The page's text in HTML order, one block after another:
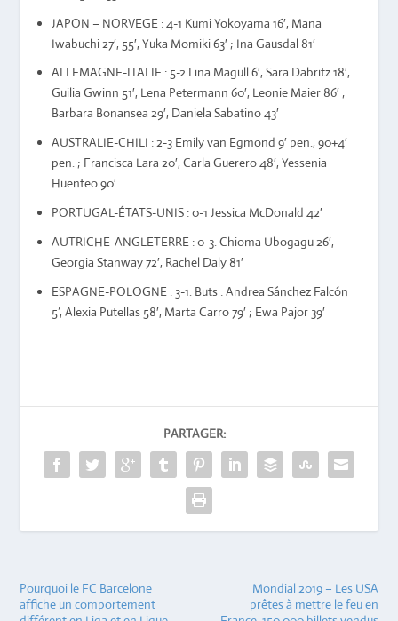
JAPON – NORVEGE : 4-1 Kumi Yokoyama 16′, Mana
Iwabuchi 27′, 55′, Yuka Momiki 63′ ; Ina Gausdal 81′
ALLEMAGNE-ITALIE : 5-2 Lina Magull 6′, Sara Däbritz 18′,
Guilia Gwinn 51′, Lena Petermann 60′, Leonie Maier 86′ ;
Barbara Bonansea 29′, Daniela Sabatino 43′
AUSTRALIE-CHILI : 2-3 Emily van Egmond 9′ pen., 90+4′
pen. ; Francisca Lara 20′, Carla Guerero 48′, Yessenia
Huenteo 90′
PORTUGAL-ÉTATS-UNIS : 0-1 Jessica McDonald 42′
AUTRICHE-ANGLETERRE : 0-3. Chioma Ubogagu 26′,
Georgia Stanway 72′, Rachel Daly 81′
ESPAGNE-POLOGNE : 3-1. Buts : Andrea Sánchez Falcón
5’, Alexia Putellas 58′, Marta Carro 79′ ; Ewa Pajor 39′
PARTAGER:
Pourquoi le FC Barcelone
affiche un comportement
Mondial 2019 – Les USA
prêtes à mettre le feu en